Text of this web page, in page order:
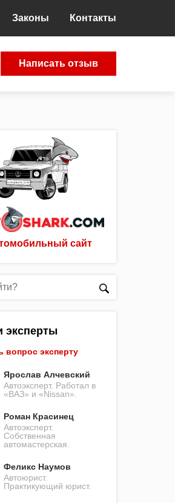
Законы Контакты
Написать отзыв
сайт
эксперты
вопрос эксперту
Ярослав Алчевский
Автоэксперт. Работал в
«ВАЗ» и «Nissan».
Роман Красинец
Автоэксперт.
Собственная
автомастерская.
Феликс Наумов
Автоюрист.
Практикующий юрист.